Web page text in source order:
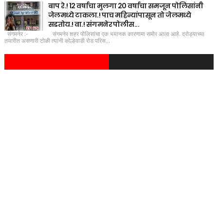
बाप रे.! 12 वर्षाचा मुलगा 20 वर्षाचा समजून पोलिसांनी
जेलमध्ये टाकला.! पाच महिन्यांपासून तो जेलमध्ये
सडतोय.! वा.! संगमनेर पोलीस...
संगमनेर :- संगमनेर शहर पोलिसांचा एक भयानक कारणामा समोर आला आहे. दरोड्याच्या
तयारीत असणारी टोळी त्यांनी कोल्हेवाडी रोड परिस...